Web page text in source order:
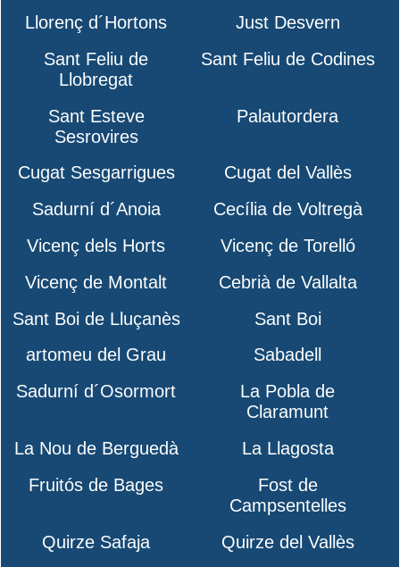
Llorenç d´Hortons
Just Desvern
Sant Feliu de
Llobregat
Sant Feliu de Codines
Sant Esteve
Sesrovires
Palautordera
Cugat Sesgarrigues
Cugat del Vallès
Sadurní d´Anoia
Cecília de Voltregà
Vicenç dels Horts
Vicenç de Torelló
Vicenç de Montalt
Cebrià de Vallalta
Sant Boi de Lluçanès
Sant Boi
artomeu del Grau
Sabadell
Sadurní d´Osormort
La Pobla de
Claramunt
La Nou de Berguedà
La Llagosta
Fruitós de Bages
Fost de
Campsentelles
Quirze Safaja
Quirze del Vallès